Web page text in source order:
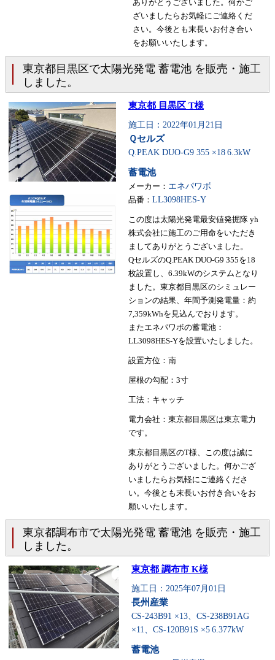
ありがとうございました。何かご
ざいましたらお気軽にご連絡くだ
さい。今後とも末長いお付き合い
をお願いいたします。
東京都目黒区で太陽光発電 蓄電池 を販売・施工
しました。
東京都 目黒区 T様
施工日：2022年01月21日
Ｑセルズ
Q.PEAK DUO-G9 355 ×18 6.3kW
蓄電池
メーカー： エネパワボ
品番： LL3098HES-Y
この度は太陽光発電最安値発掘隊 yh
株式会社に施工のご用命をいただき
ましてありがとうございました。
QセルズのQ.PEAK DUO-G9 355を18
枚設置し、6.39kWのシステムとなり
ました。東京都目黒区のシミュレー
ションの結果、年間予測発電量：約
7,359kWhを見込んでおります。
またエネパワボの蓄電池：
LL3098HES-Yを設置いたしました。
設置方位：南
屋根の勾配：3寸
工法：キャッチ
電力会社：東京都目黒区は東京電力
です。
東京都目黒区のT様、この度は誠に
ありがとうございました。何かござ
いましたらお気軽にご連絡くださ
い。今後とも末長いお付き合いをお
願いいたします。
東京都調布市で太陽光発電 蓄電池 を販売・施工
しました。
東京都 調布市 K様
施工日：2025年07月01日
長州産業
CS-243B91 ×13、CS-238B91AG
×11、CS-120B91S ×5 6.377kW
蓄電池